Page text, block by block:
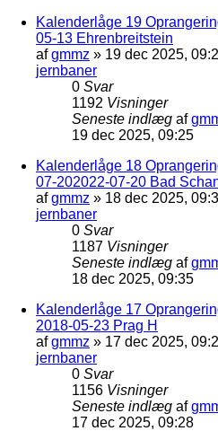
Kalenderlåge 19
05-13 Ehrenbreitstein
afgmmz » 19 dec 2025,
jernbaner
0 Svar
1192 Visninger
Seneste indlæg af
19 dec 2025, 09:25
Kalenderlåge 18
07-202022-07-20 Bad
afgmmz » 18 dec 2025,
jernbaner
0 Svar
1187 Visninger
Seneste indlæg af
18 dec 2025, 09:35
Kalenderlåge 17
2018-05-23 Prag H
afgmmz » 17 dec 2025,
jernbaner
0 Svar
1156 Visninger
Seneste indlæg af
17 dec 2025, 09:28